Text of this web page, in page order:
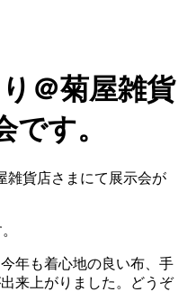
＠菊屋雑貨
です。
雑貨店さまにて展示会が
年も着心地の良い布、手
来上がりました。どうぞ